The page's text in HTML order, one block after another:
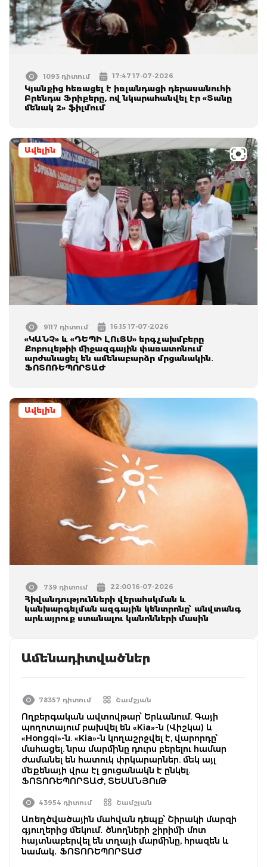
1093 դիտում 17:47 17-07-2026
Կյանքից հեռացել է իռլանդացի դերասանուհի
Բրենդա Ֆրիքերը, ով նկարահանվել էր «Տանը
մենակ 2» ֆիլմում
Ավելին
9117 դիտում 16:15 17-07-2026
«ԿԱՆՉ» և «ԴԵՊԻ ԼՈւՅՍ» երգչախմբերը
Քոբուլեթիի միջազգային փառատոնում
արժանացել են ամենաբարձր մրցանակին․
ՖՈՏՈՌԵՊՈՐՏԱԺ
Ավելին
739 դիտում 22:00 16-07-2026
Հիվանդությունների վերահսկման և
կանխարգելման ազգային կենտրոնը՝ անվտանգ
արևայրուք ստանալու կանոնների մասին
Ամենադիտվածներ
78357 դիտում Շամշյան
Ողբերգական ավտովթար՝ Երևանում. Գայի
պողոտայում բախվել են «Kia»-ն (Վիշկա) և
«Hongqi»-ն. «Kia»-ն կողաշրջվել է, վարորդը՝
մահացել. նրա մարմինը դուրս բերելու համար
ժամանել են հատուկ փրկարարներ. մեկ այլ
մեքենայի վրա էլ ցուցանակն է ընկել.
ՖՈՏՈՌԵՊՈՐՏԱԺ, ՏԵՍԱՆՅՈւԹ
43954 դիտում Շամշյան
Առեղծվածային մահվան դեպք՝ Շիրակի մարզի
գյուղերից մեկում․ ծնողների շիրիմի մոտ
հայտնաբերվել են տղայի մարմինը, հրազեն և
նամակ․ ՖՈՏՈՌԵՊՈՐՏԱԺ